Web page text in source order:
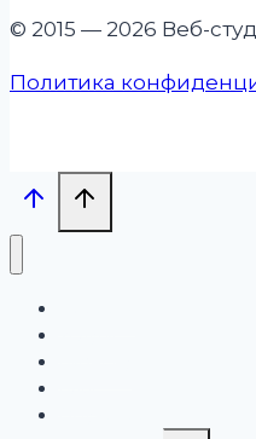
© 2015 — 2026 Веб-
Политика